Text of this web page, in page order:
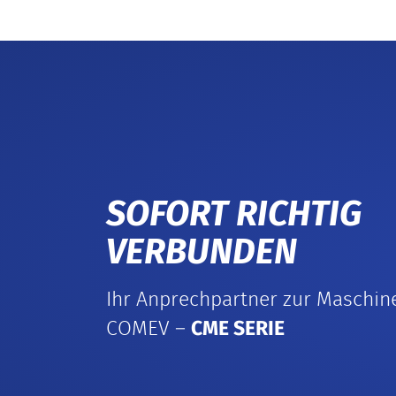
SOFORT RICHTIG
VERBUNDEN
Ihr Anprechpartner zur
COMEV –CME SERIE